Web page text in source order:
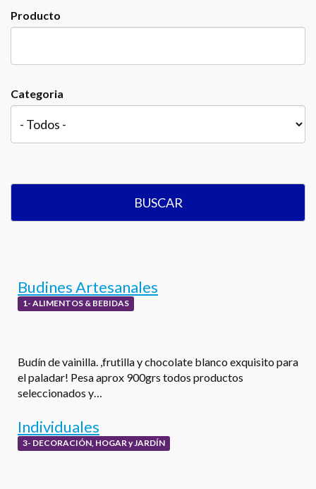
Producto
Categoria
BUSCAR
Budines Artesanales
1- ALIMENTOS & BEBIDAS
Budín de vainilla. ,frutilla y chocolate blanco exquisito para
el paladar! Pesa aprox 900grs todos productos
seleccionados y…
Individuales
3- DECORACIÓN, HOGAR y JARDÍN